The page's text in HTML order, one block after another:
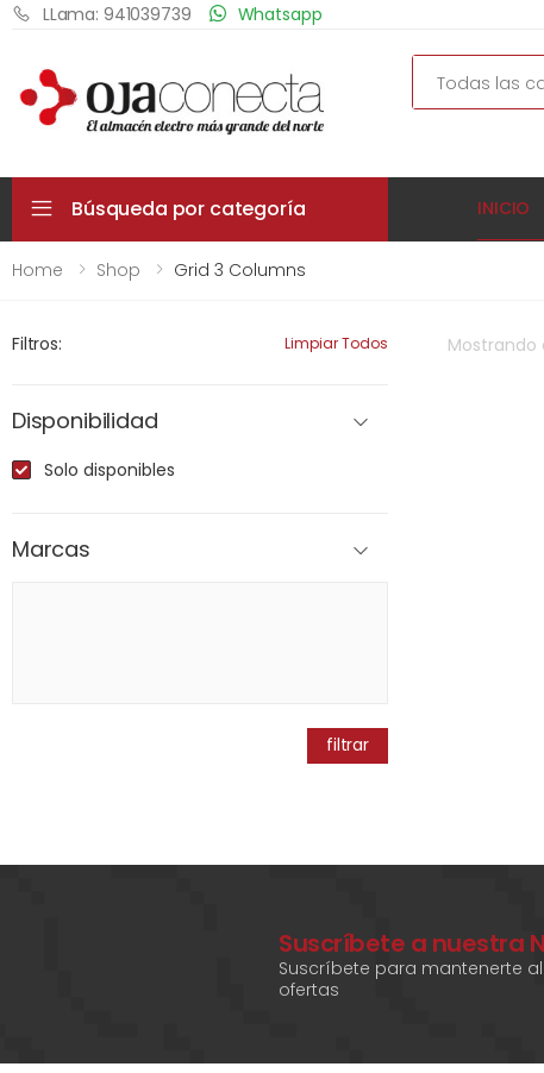
LLama: 941039739 Whatsapp
Search
Búsqueda por categoría INICIO
Home Shop Grid 3 Columns
Mostrando
Filtros: Limpiar Todos
Disponibilidad
Solo disponibles
Marcas
filtrar
Suscríbete a nuestra
Suscríbete para mantenerte
ofertas